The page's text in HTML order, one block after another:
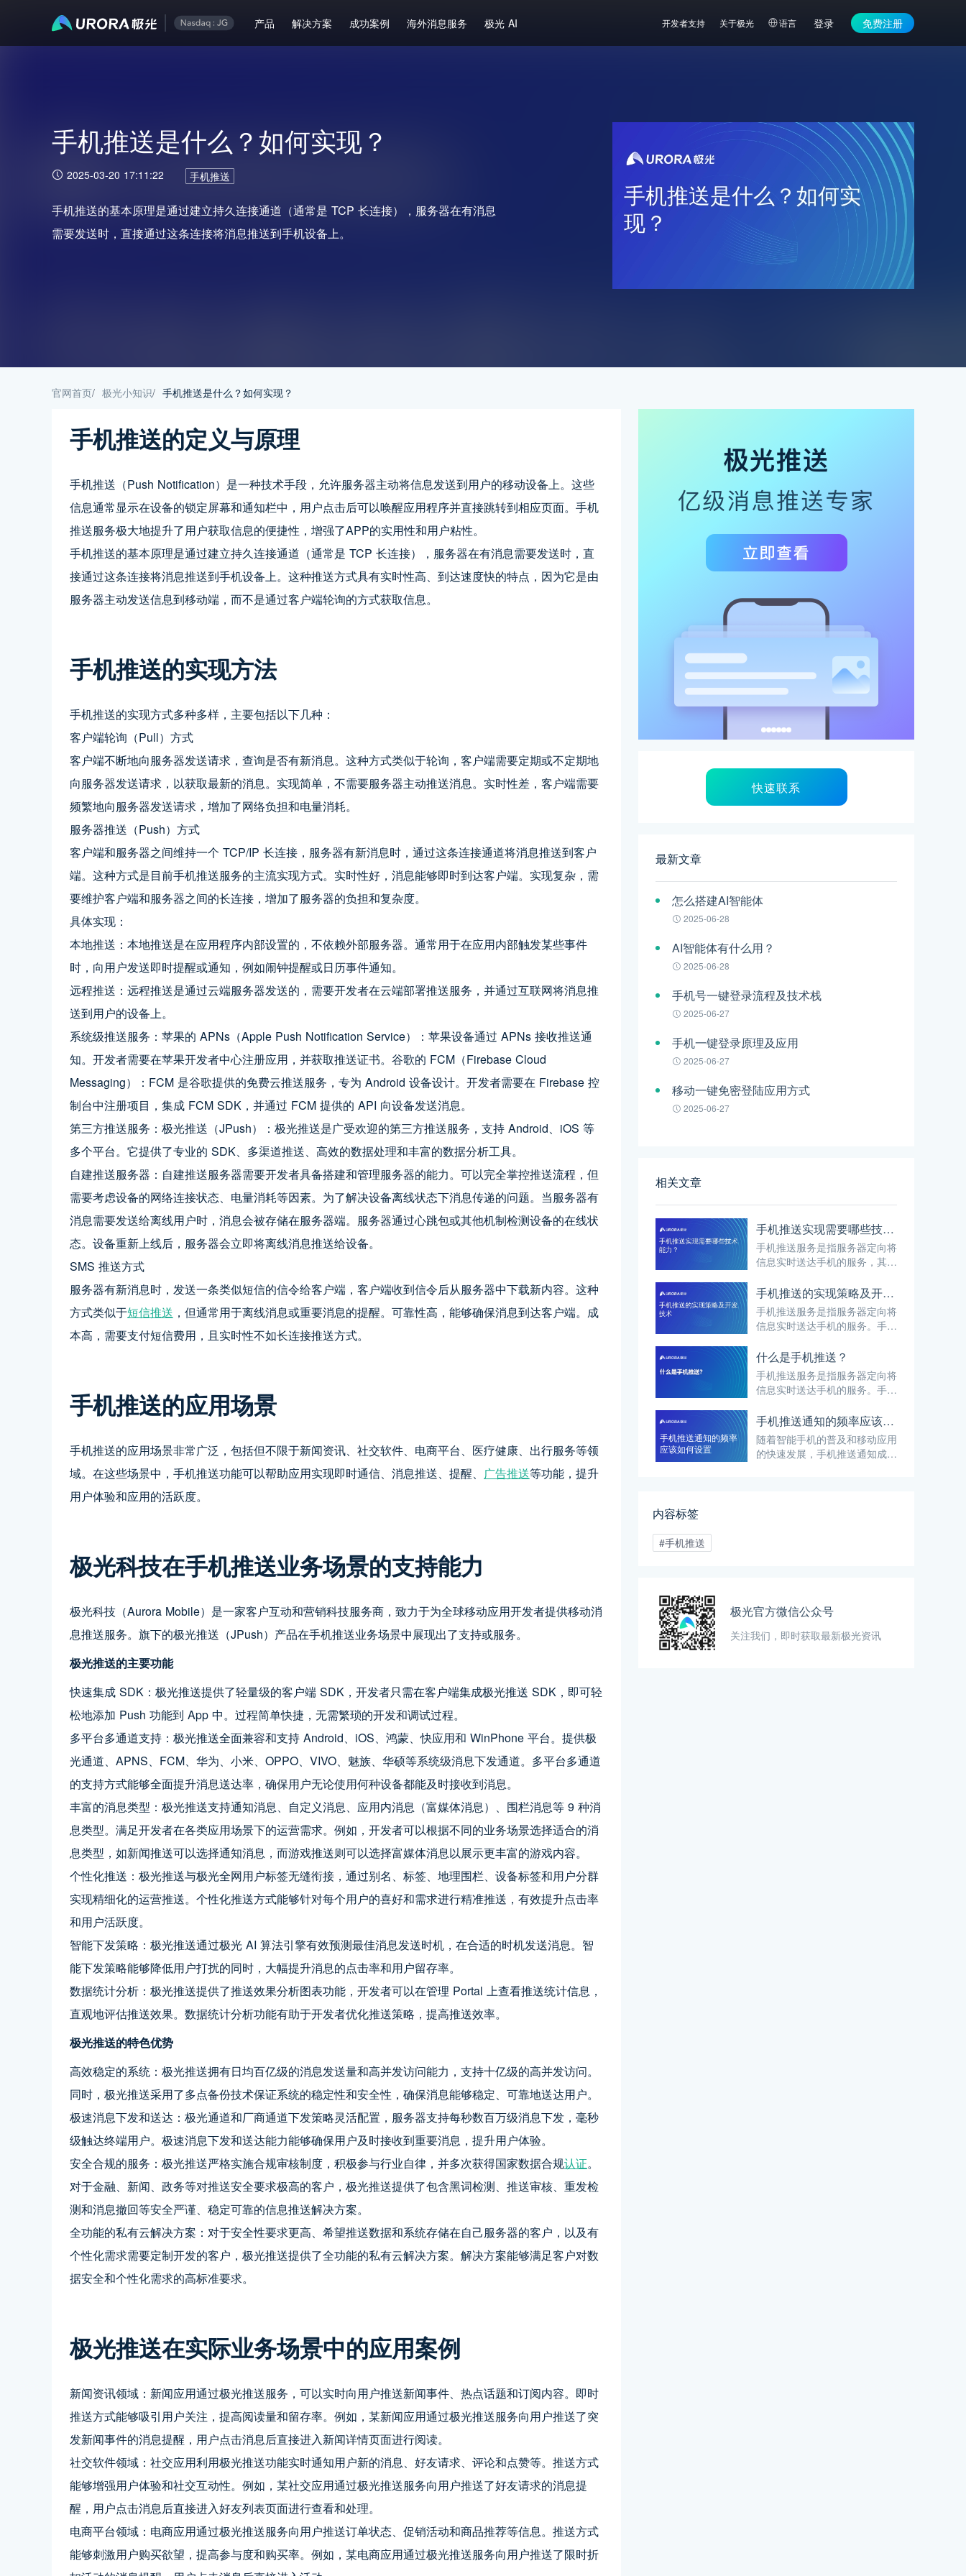
产品 解决方案 成功案例 海外消息服务 极光 AI 开发者支持 关于极光 语言 登录 免费注册
手机推送是什么？如何实现？
2025-03-20 17:11:22 手机推送
手机推送的基本原理是通过建立持久连接通道（通常是 TCP 长连接），服务器在有消息
需要发送时，直接通过这条连接将消息推送到手机设备上。
官网首页/ 极光小知识/ 手机推送是什么？如何实现？
手机推送的定义与原理
手机推送（Push Notification）是一种技术手段，允许服务器主动将信息发送到用户的移动设备上。这些
信息通常显示在设备的锁定屏幕和通知栏中，用户点击后可以唤醒应用程序并直接跳转到相应页面。手机
推送服务极大地提升了用户获取信息的便捷性，增强了APP的实用性和用户粘性。
手机推送的基本原理是通过建立持久连接通道（通常是 TCP 长连接），服务器在有消息需要发送时，直
接通过这条连接将消息推送到手机设备上。这种推送方式具有实时性高、到达速度快的特点，因为它是由
服务器主动发送信息到移动端，而不是通过客户端轮询的方式获取信息。
手机推送的实现方法
手机推送的实现方式多种多样，主要包括以下几种：
客户端轮询（Pull）方式
客户端不断地向服务器发送请求，查询是否有新消息。这种方式类似于轮询，客户端需要定期或不定期地
向服务器发送请求，以获取最新的消息。实现简单，不需要服务器主动推送消息。实时性差，客户端需要
频繁地向服务器发送请求，增加了网络负担和电量消耗。
服务器推送（Push）方式
客户端和服务器之间维持一个 TCP/IP 长连接，服务器有新消息时，通过这条连接通道将消息推送到客户
端。这种方式是目前手机推送服务的主流实现方式。实时性好，消息能够即时到达客户端。实现复杂，需
要维护客户端和服务器之间的长连接，增加了服务器的负担和复杂度。
具体实现：
本地推送：本地推送是在应用程序内部设置的，不依赖外部服务器。通常用于在应用内部触发某些事件
时，向用户发送即时提醒或通知，例如闹钟提醒或日历事件通知。
远程推送：远程推送是通过云端服务器发送的，需要开发者在云端部署推送服务，并通过互联网将消息推
送到用户的设备上。
系统级推送服务：苹果的 APNs（Apple Push Notification Service）：苹果设备通过 APNs 接收推送通
知。开发者需要在苹果开发者中心注册应用，并获取推送证书。谷歌的 FCM（Firebase Cloud
Messaging）：FCM 是谷歌提供的免费云推送服务，专为 Android 设备设计。开发者需要在 Firebase 控
制台中注册项目，集成 FCM SDK，并通过 FCM 提供的 API 向设备发送消息。
第三方推送服务：极光推送（JPush）：极光推送是广受欢迎的第三方推送服务，支持 Android、iOS 等
多个平台。它提供了专业的 SDK、多渠道推送、高效的数据处理和丰富的数据分析工具。
自建推送服务器：自建推送服务器需要开发者具备搭建和管理服务器的能力。可以完全掌控推送流程，但
需要考虑设备的网络连接状态、电量消耗等因素。为了解决设备离线状态下消息传递的问题。当服务器有
消息需要发送给离线用户时，消息会被存储在服务器端。服务器通过心跳包或其他机制检测设备的在线状
态。设备重新上线后，服务器会立即将离线消息推送给设备。
SMS 推送方式
服务器有新消息时，发送一条类似短信的信令给客户端，客户端收到信令后从服务器中下载新内容。这种
方式类似于短信推送 ，但通常用于离线消息或重要消息的提醒。可靠性高，能够确保消息到达客户端。成
本高，需要支付短信费用，且实时性不如长连接推送方式。
手机推送的应用场景
手机推送的应用场景非常广泛，包括但不限于新闻资讯、社交软件、电商平台、医疗健康、出行服务等领
域。在这些场景中，手机推送功能可以帮助应用实现即时通信、消息推送、提醒、 广告推送等功能，提升
用户体验和应用的活跃度。
极光科技在手机推送业务场景的支持能力
极光科技（Aurora Mobile）是一家客户互动和营销科技服务商，致力于为全球移动应用开发者提供移动消
息推送服务。旗下的极光推送（JPush）产品在手机推送业务场景中展现出了支持或服务。
极光推送的主要功能
快速集成 SDK：极光推送提供了轻量级的客户端 SDK，开发者只需在客户端集成极光推送 SDK，即可轻
松地添加 Push 功能到 App 中。过程简单快捷，无需繁琐的开发和调试过程。
多平台多通道支持：极光推送全面兼容和支持 Android、iOS、鸿蒙、快应用和 WinPhone 平台。提供极
光通道、APNS、FCM、华为、小米、OPPO、VIVO、魅族、华硕等系统级消息下发通道。多平台多通道
的支持方式能够全面提升消息送达率，确保用户无论使用何种设备都能及时接收到消息。
丰富的消息类型：极光推送支持通知消息、自定义消息、应用内消息（富媒体消息）、围栏消息等 9 种消
息类型。满足开发者在各类应用场景下的运营需求。例如，开发者可以根据不同的业务场景选择适合的消
息类型，如新闻推送可以选择通知消息，而游戏推送则可以选择富媒体消息以展示更丰富的游戏内容。
个性化推送：极光推送与极光全网用户标签无缝衔接，通过别名、标签、地理围栏、设备标签和用户分群
实现精细化的运营推送。个性化推送方式能够针对每个用户的喜好和需求进行精准推送，有效提升点击率
和用户活跃度。
智能下发策略：极光推送通过极光 AI 算法引擎有效预测最佳消息发送时机，在合适的时机发送消息。智
能下发策略能够降低用户打扰的同时，大幅提升消息的点击率和用户留存率。
数据统计分析：极光推送提供了推送效果分析图表功能，开发者可以在管理 Portal 上查看推送统计信息，
直观地评估推送效果。数据统计分析功能有助于开发者优化推送策略，提高推送效率。
极光推送的特色优势
高效稳定的系统：极光推送拥有日均百亿级的消息发送量和高并发访问能力，支持十亿级的高并发访问。
同时，极光推送采用了多点备份技术保证系统的稳定性和安全性，确保消息能够稳定、可靠地送达用户。
极速消息下发和送达：极光通道和厂商通道下发策略灵活配置，服务器支持每秒数百万级消息下发，毫秒
级触达终端用户。极速消息下发和送达能力能够确保用户及时接收到重要消息，提升用户体验。
安全合规的服务：极光推送严格实施合规审核制度，积极参与行业自律，并多次获得国家数据合规认证。
对于金融、新闻、政务等对推送安全要求极高的客户，极光推送提供了包含黑词检测、推送审核、重发检
测和消息撤回等安全严谨、稳定可靠的信息推送解决方案。
全功能的私有云解决方案：对于安全性要求更高、希望推送数据和系统存储在自己服务器的客户，以及有
个性化需求需要定制开发的客户，极光推送提供了全功能的私有云解决方案。解决方案能够满足客户对数
据安全和个性化需求的高标准要求。
极光推送在实际业务场景中的应用案例
新闻资讯领域：新闻应用通过极光推送服务，可以实时向用户推送新闻事件、热点话题和订阅内容。即时
推送方式能够吸引用户关注，提高阅读量和留存率。例如，某新闻应用通过极光推送服务向用户推送了突
发新闻事件的消息提醒，用户点击消息后直接进入新闻详情页面进行阅读。
社交软件领域：社交应用利用极光推送功能实时通知用户新的消息、好友请求、评论和点赞等。推送方式
能够增强用户体验和社交互动性。例如，某社交应用通过极光推送服务向用户推送了好友请求的消息提
醒，用户点击消息后直接进入好友列表页面进行查看和处理。
电商平台领域：电商应用通过极光推送服务向用户推送订单状态、促销活动和商品推荐等信息。推送方式
能够刺激用户购买欲望，提高参与度和购买率。例如，某电商应用通过极光推送服务向用户推送了限时折
快速联系
最新文章
怎么搭建AI智能体
2025-06-28
AI智能体有什么用？
2025-06-28
手机号一键登录流程及技术栈
2025-06-27
手机一键登录原理及应用
2025-06-27
移动一键免密登陆应用方式
2025-06-27
相关文章
手机推送实现需要哪些技术能力？
手机推送服务是指服务器定向将
信息实时送达手机的服务，其实
共同确保了推送服务的稳定性、
高效性和个性化。
手机推送的实现策略及开发技术
手机推送服务是指服务器定向将
信息实时送达手机的服务。手机
服务器建立起连接通道（通常是
TCP长连接），当有消息需要发
送到手机时，服务器通过这条连
接通道将消息推送到手机设备
什么是手机推送？
手机推送服务是指服务器定向将
信息实时送达手机的服务。手机
动设备发送实时通知、提醒和消
息。手机推送功能在移动应用开
发中起到了重要的作用，可以帮
助应用实现即时通信、消息推
手机推送通知的频率
应该如何设置
手机推送通知的频率应该如何设置
随着智能手机的普及和移动应用
的快速发展，手机推送通知成为
内容标签
#手机推送
极光官方微信公众号
关注我们，即时获取最新极光资讯